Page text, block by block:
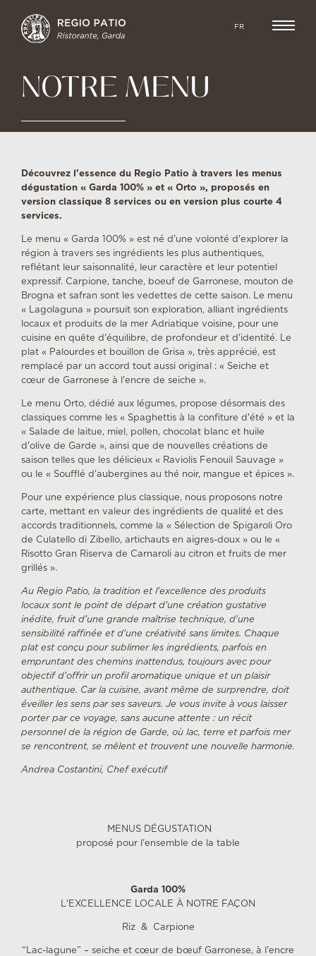
FR
NOTRE MENU
Découvrez l'essence du Regio Patio à travers les menus
dégustation « Garda 100% » et « Orto », proposés en
version classique 8 services ou en version plus courte 4
services.
Le menu « Garda 100% » est né d'une volonté d'explorer la
région à travers ses ingrédients les plus authentiques,
reflétant leur saisonnalité, leur caractère et leur potentiel
expressif. Carpione, tanche, boeuf de Garronese, mouton de
Brogna et safran sont les vedettes de cette saison. Le menu
« Lagolaguna » poursuit son exploration, alliant ingrédients
locaux et produits de la mer Adriatique voisine, pour une
cuisine en quête d'équilibre, de profondeur et d'identité. Le
plat « Palourdes et bouillon de Grisa », très apprécié, est
remplacé par un accord tout aussi original : « Seiche et
cœur de Garronese à l'encre de seiche ».
Le menu Orto, dédié aux légumes, propose désormais des
classiques comme les « Spaghettis à la confiture d'été » et la
« Salade de laitue, miel, pollen, chocolat blanc et huile
d'olive de Garde », ainsi que de nouvelles créations de
saison telles que les délicieux « Raviolis Fenouil Sauvage »
ou le « Soufflé d'aubergines au thé noir, mangue et épices ».
Pour une expérience plus classique, nous proposons notre
carte, mettant en valeur des ingrédients de qualité et des
accords traditionnels, comme la « Sélection de Spigaroli Oro
de Culatello di Zibello, artichauts en aigres-doux » ou le «
Risotto Gran Riserva de Carnaroli au citron et fruits de mer
grillés ».
Au Regio Patio, la tradition et l'excellence des produits
locaux sont le point de départ d'une création gustative
inédite, fruit d'une grande maîtrise technique, d'une
sensibilité raffinée et d'une créativité sans limites. Chaque
plat est conçu pour sublimer les ingrédients, parfois en
empruntant des chemins inattendus, toujours avec pour
objectif d'offrir un profil aromatique unique et un plaisir
authentique. Car la cuisine, avant même de surprendre, doit
éveiller les sens par ses saveurs. Je vous invite à vous laisser
porter par ce voyage, sans aucune attente : un récit
personnel de la région de Garde, où lac, terre et parfois mer
se rencontrent, se mêlent et trouvent une nouvelle harmonie.
Andrea Costantini, Chef exécutif
MENUS DÉGUSTATION
proposé pour l'ensemble de la table
Garda 100%
L'EXCELLENCE LOCALE À NOTRE FAÇON
Riz & Carpione
“Lac-lagune” – seiche et cœur de bœuf Garronese, à l'encre